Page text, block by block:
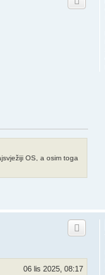
OS, a osim toga
06 lis 2025, 08:17